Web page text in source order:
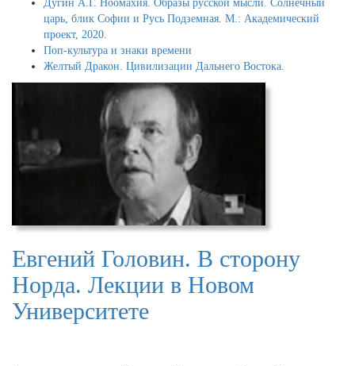
Дугин А.Г. Ноомахия. Образы русской мысли. Солнечный
царь, блик Софии и Русь Подземная. М.: Академический
проект, 2020.
Поп-культура и знаки времени
Желтый Дракон. Цивилизации Дальнего Востока.
Евгений Головин. В сторону
Норда. Лекции в Новом
Университете